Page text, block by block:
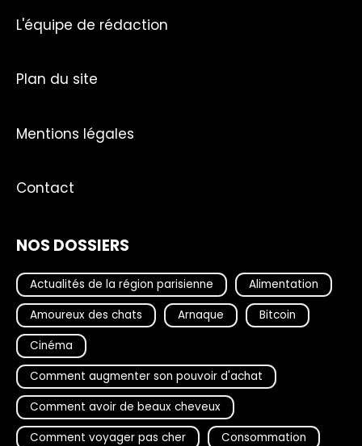
L'équipe de rédaction
Plan du site
Mentions légales
Contact
NOS DOSSIERS
Actualités de la région parisienne
Alimentation
Amoureux des chats
Arnaque
Bitcoin
Cinéma
Comment augmenter son pouvoir d'achat
Comment avoir de beaux cheveux
Comment voyager pas cher
Consommation